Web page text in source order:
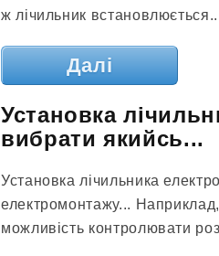
ж лічильник
Далі
Установка
вибрати якийсь...
Установка лічильника
електромонтажу...
можливість контролювати